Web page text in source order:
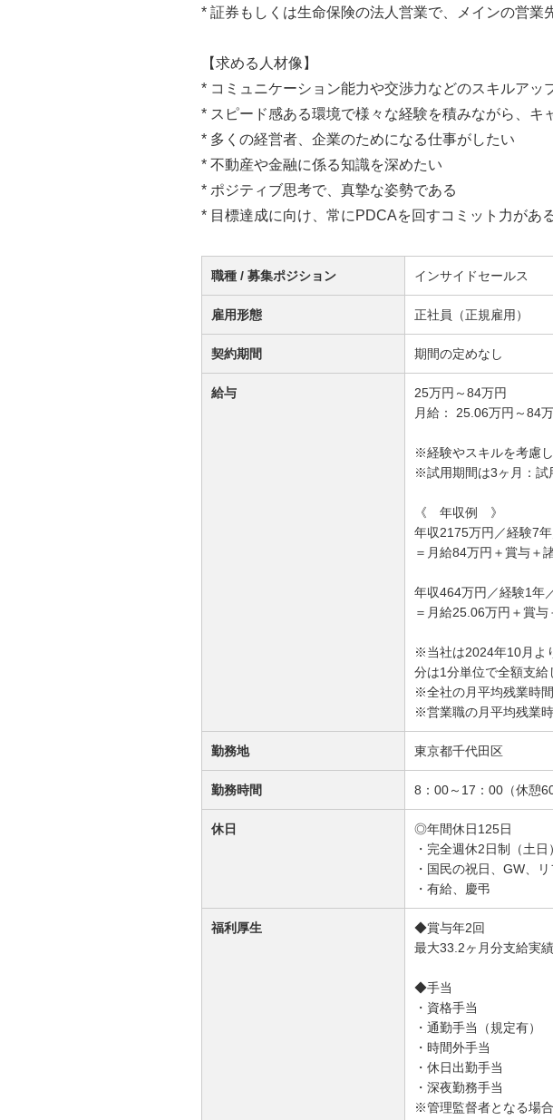
* 証券もしくは生命保険の法人営業で、メインの営業
【求める人材像】
* コミュニケーション能力や交渉力などのスキルアッ
* スピード感ある環境で様々な経験を積みながら、キ
* 多くの経営者、企業のためになる仕事がしたい
* 不動産や金融に係る知識を深めたい
* ポジティブ思考で、真摯な姿勢である
* 目標達成に向け、常にPDCAを回すコミット力があ
職種 / 募集ポジション インサイドセールス
雇用形態 正社員（正規雇用）
契約期間 期間の定めなし
給与
25万円～84万円
月給： 25.06万円～84
※経験やスキルを考慮
※試用期間は3ヶ月：試
《 年収例 》
年収2175万円／経験7
＝月給84万円＋賞与＋
年収464万円／経験1年
＝月給25.06万円＋賞与
※当社は2024年10月よ
分は1分単位で全額支給
※全社の月平均残業時
※営業職の月平均残業
勤務地 東京都千代田区
勤務時間 8：00～17：00（休憩60
休日
◎年間休日125日
・完全週休2日制（土日）
・国民の祝日、GW、
・有給、慶弔
福利厚生
◆賞与年2回
最大33.2ヶ月分支給実
◆手当
・資格手当
・通勤手当（規定有）
・時間外手当
・休日出勤手当
・深夜勤務手当
※管理監督者となる場